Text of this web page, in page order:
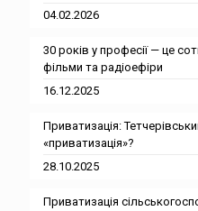
04.02.2026
30 років у професії — це
фільми та радіоефіри
16.12.2025
Приватизація:
«приватизація»?
28.10.2025
Приватизація